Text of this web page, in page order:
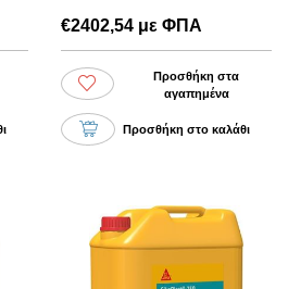
€2402,54 με ΦΠΑ
Προσθήκη στα
αγαπημένα
Προσθήκη στο καλάθι